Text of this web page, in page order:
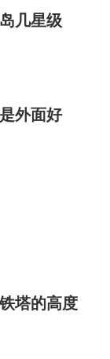
几星级
外面好
塔的高度